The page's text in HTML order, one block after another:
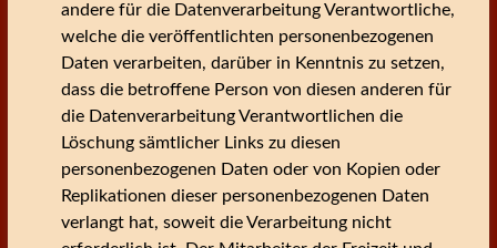
andere für die Datenverarbeitung Verantwortliche,
welche die veröffentlichten personenbezogenen
Daten verarbeiten, darüber in Kenntnis zu setzen,
dass die betroffene Person von diesen anderen für
die Datenverarbeitung Verantwortlichen die
Löschung sämtlicher Links zu diesen
personenbezogenen Daten oder von Kopien oder
Replikationen dieser personenbezogenen Daten
verlangt hat, soweit die Verarbeitung nicht